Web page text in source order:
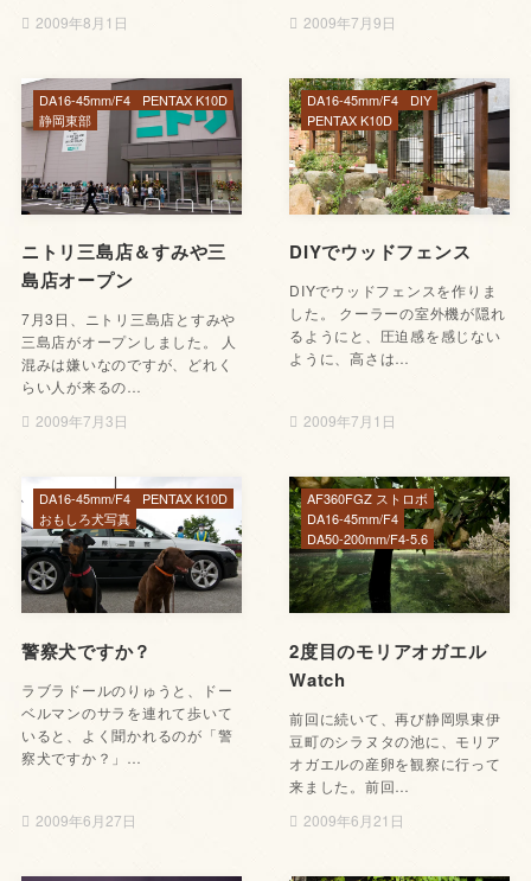
2009年8月1日
2009年7月9日
ニトリ三島店＆すみや三
島店オープン
7月3日、ニトリ三島店とすみや
三島店がオープンしました。 人
混みは嫌いなのですが、どれく
らい人が来るの…
2009年7月3日
DA16-45mm/F4
PENTAX K10D
静岡東部
DIYでウッドフェンス
DIYでウッドフェンスを作りま
した。 クーラーの室外機が隠れ
るようにと、圧迫感を感じない
ように、高さは…
2009年7月1日
DA16-45mm/F4
DIY
PENTAX K10D
警察犬ですか？
ラブラドールのりゅうと、ドー
ベルマンのサラを連れて歩いて
いると、よく聞かれるのが「警
察犬ですか？」…
2009年6月27日
DA16-45mm/F4
PENTAX K10D
おもしろ犬写真
2度目のモリアオガエル
Watch
前回に続いて、再び静岡県東伊
豆町のシラヌタの池に、モリア
オガエルの産卵を観察に行って
来ました。前回…
2009年6月21日
AF360FGZ ストロボ
DA16-45mm/F4
DA50-200mm/F4-5.6